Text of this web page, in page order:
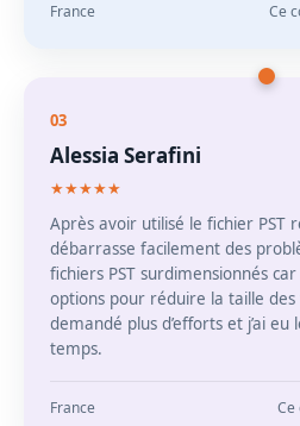
France Ce
03
Alessia Serafini
★★★★★
Après avoir utilisé le fichier PST
débarrasse facilement des
fichiers PST surdimensionnés
options pour réduire la taille des
demandé plus d’efforts et j’ai
temps.
France Ce